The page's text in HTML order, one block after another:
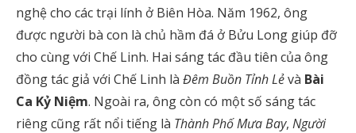
nghệ cho các trại lính ở Biên Hòa. Năm 1962, ông
được người bà con là chủ hầm đá ở Bửu Long giúp đỡ
cho cùng với Chế Linh. Hai sáng tác đầu tiên của ông
đồng tác giả với Chế Linh là Đêm Buồn Tỉnh Lẻvà Bài
Ca Kỷ Niệm. Ngoài ra, ông còn có một số sáng tác
riêng cũng rất nổi tiếng là Thành Phố Mưa Bay, Người